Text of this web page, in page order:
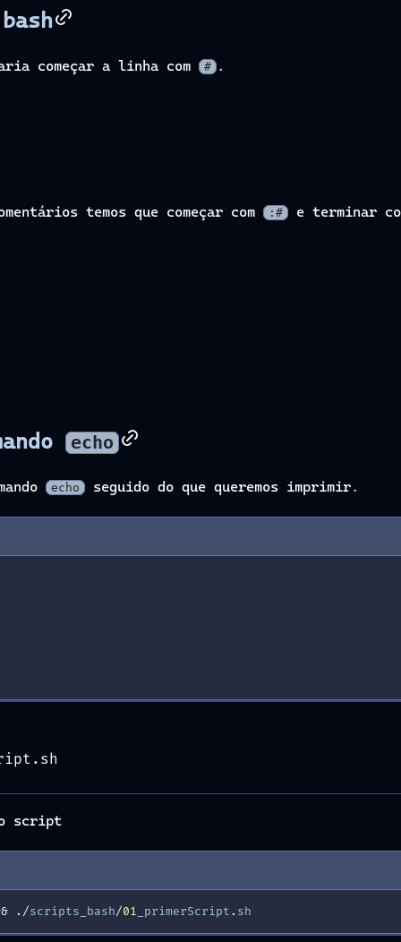
começar a linha com # .
temos que começar com :# e terminar
echo
echo seguido do que queremos imprimir.
o script
& ./scripts_bash/01 _primerScript . sh